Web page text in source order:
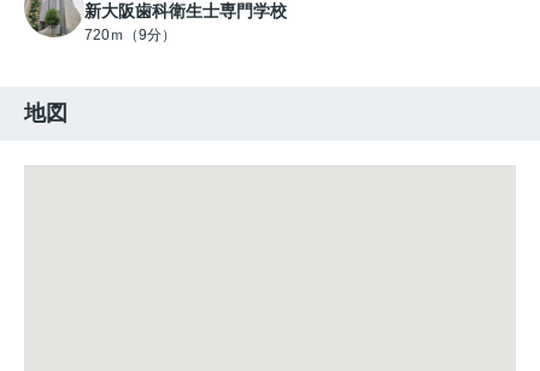
新大阪歯科衛生士専門学校
720ｍ（9分）
地図